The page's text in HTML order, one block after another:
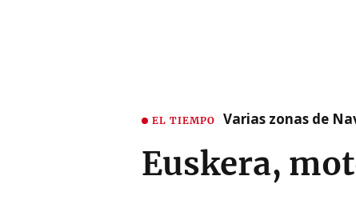
EL TIEMPO Varias zonas de
Euskera,